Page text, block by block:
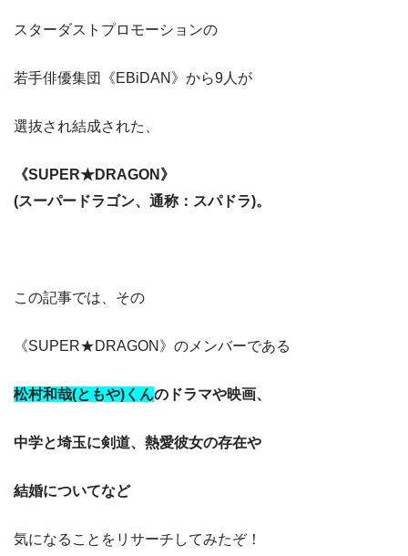
スターダストプロモーションの
若手俳優集団《EBiDAN》から9人が
選抜され結成された、
《SUPER★DRAGON》
(スーパードラゴン、通称：スパドラ)。
この記事では、その
《SUPER★DRAGON》のメンバーである
松村和哉(ともや)くんのドラマや映画、
中学と埼玉に剣道、熱愛彼女の存在や
結婚についてなど
気になることをリサーチしてみたぞ！